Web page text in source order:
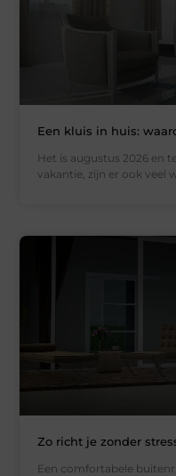
Een kluis in huis:
Het is augustus 2026 en
vakantie, zijn er ook veel
Zo richt je zonder
Een comfortabele